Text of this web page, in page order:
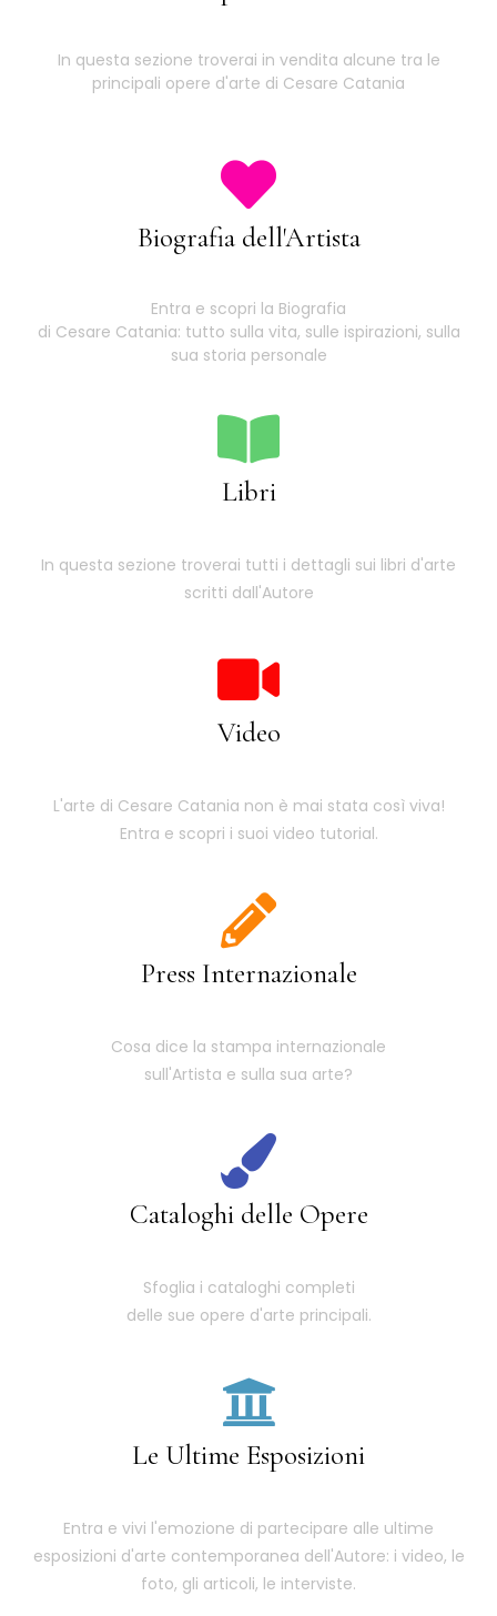
In questa sezione troverai in vendita alcune tra le
principali opere d'arte di Cesare Catania
Biografia dell'Artista
Entra e scopri la Biografia
di Cesare Catania: tutto sulla vita, sulle ispirazioni, sulla
sua storia personale
Libri
In questa sezione troverai tutti i dettagli sui libri d'arte
scritti dall'Autore
Video
L'arte di Cesare Catania non è mai stata così viva!
Entra e scopri i suoi video tutorial.
Press Internazionale
Cosa dice la stampa internazionale
sull'Artista e sulla sua arte?
Cataloghi delle Opere
Sfoglia i cataloghi completi
delle sue opere d'arte principali.
Le Ultime Esposizioni
Entra e vivi l'emozione di partecipare alle ultime
esposizioni d'arte contemporanea dell'Autore: i video, le
foto, gli articoli, le interviste.